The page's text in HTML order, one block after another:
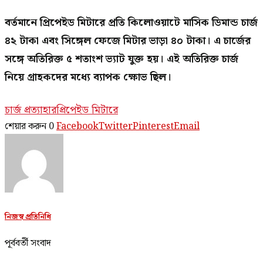
বর্তমানে প্রিপেইড মিটারে প্রতি কিলোওয়াটে মাসিক ডিমান্ড চার্জ
৪২ টাকা এবং সিঙ্গেল ফেজে মিটার ভাড়া ৪০ টাকা। এ চার্জের
সঙ্গে অতিরিক্ত ৫ শতাংশ ভ্যাট যুক্ত হয়। এই অতিরিক্ত চার্জ
নিয়ে গ্রাহকদের মধ্যে ব্যাপক ক্ষোভ ছিল।
চার্জ প্রত্যাহারপ্রিপেইড মিটারে
শেয়ার করুন 0FacebookTwitterPinterestEmail
নিজস্ব প্রতিনিধি
পূর্ববর্তী সংবাদ